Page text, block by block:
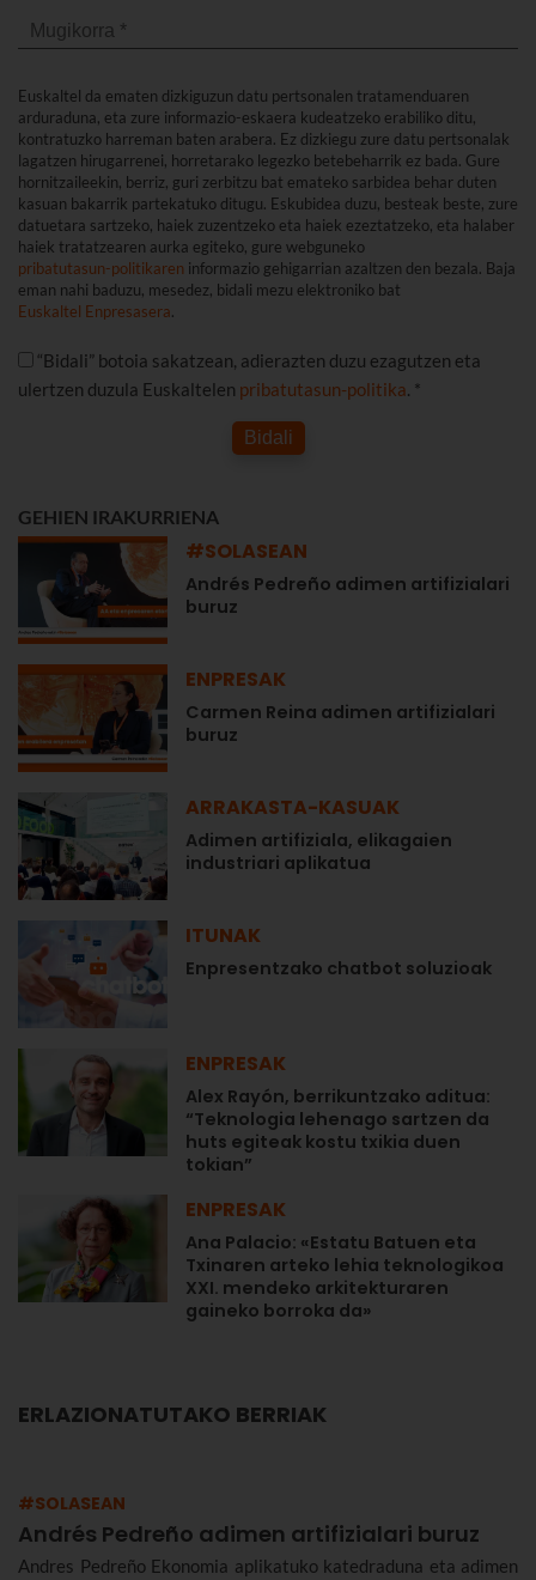
Euskaltel da ematen dizkiguzun datu pertsonalen tratamenduaren
arduraduna, eta zure informazio-eskaera kudeatzeko erabiliko ditu,
kontratuzko harreman baten arabera. Ez dizkiegu zure datu pertsonalak
lagatzen hirugarrenei, horretarako legezko betebeharrik ez bada. Gure
hornitzaileekin, berriz, guri zerbitzu bat emateko sarbidea behar duten
kasuan bakarrik partekatuko ditugu. Eskubidea duzu, besteak beste, zure
datuetara sartzeko, haiek zuzentzeko eta haiek ezeztatzeko, eta halaber
haiek tratatzearen aurka egiteko, gure webguneko
pribatutasun-politikaren informazio gehigarrian azaltzen den bezala. Baja
eman nahi baduzu, mesedez, bidali mezu elektroniko bat
Euskaltel Enpresasera.
“Bidali” botoia sakatzean, adierazten duzu ezagutzen eta
ulertzen duzula Euskaltelen pribatutasun-politika. *
Bidali
GEHIEN IRAKURRIENA
#SOLASEAN
Andrés Pedreño adimen artifizialari
buruz
ENPRESAK
Carmen Reina adimen artifizialari
buruz
ARRAKASTA-KASUAK
Adimen artifiziala, elikagaien
industriari aplikatua
ITUNAK
Enpresentzako chatbot soluzioak
ENPRESAK
Alex Rayón, berrikuntzako aditua:
“Teknologia lehenago sartzen da
huts egiteak kostu txikia duen
tokian”
ENPRESAK
Ana Palacio: «Estatu Batuen eta
Txinaren arteko lehia teknologikoa
XXI. mendeko arkitekturaren
gaineko borroka da»
ERLAZIONATUTAKO BERRIAK
#SOLASEAN
Andrés Pedreño adimen artifizialari buruz
Andres Pedreño Ekonomia aplikatuko katedraduna eta adimen